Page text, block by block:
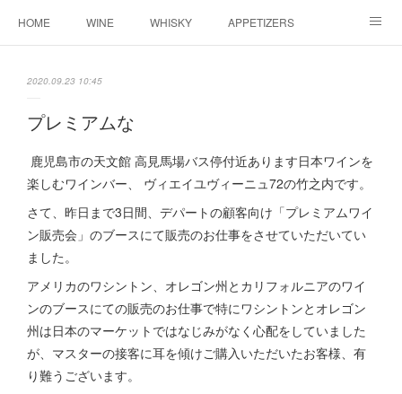
HOME WINE WHISKY APPETIZERS
2020.09.23 10:45
プレミアムな
鹿児島市の天文館 高見馬場バス停付近あります日本ワインを
楽しむワインバー、 ヴィエイユヴィーニュ72の竹之内です。
さて、昨日まで3日間、デパートの顧客向け「プレミアムワイ
ン販売会」のブースにて販売のお仕事をさせていただいてい
ました。
アメリカのワシントン、オレゴン州とカリフォルニアのワイ
ンのブースにての販売のお仕事で特にワシントンとオレゴン
州は日本のマーケットではなじみがなく心配をしていました
が、マスターの接客に耳を傾けご購入いただいたお客様、有
り難うございます。